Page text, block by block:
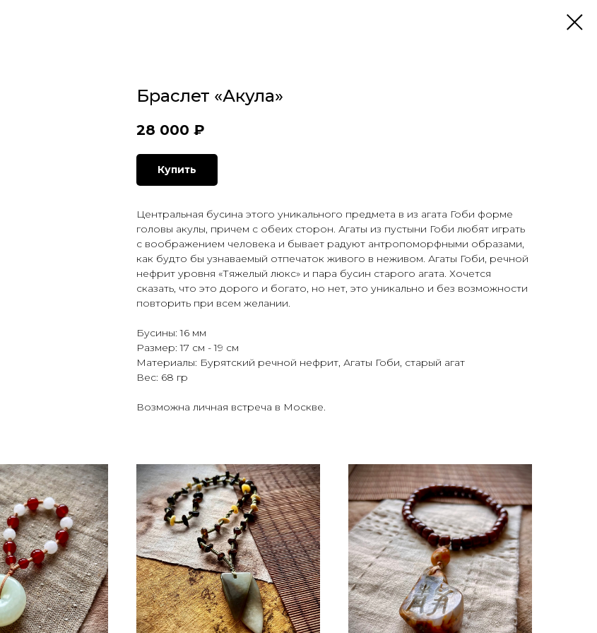
Браслет «Акула»
28 000 ₽
Купить
Центральная бусина этого уникального предмета в из агата Гоби форме
головы акулы, причем с обеих сторон. Агаты из пустыни Гоби любят играть
с воображением человека и бывает радуют антропоморфными образами,
как будто бы узнаваемый отпечаток живого в неживом. Агаты Гоби, речной
нефрит уровня «Тяжелый люкс» и пара бусин старого агата. Хочется
сказать, что это дорого и богато, но нет, это уникально и без возможности
повторить при всем желании.
Бусины: 16 мм
Размер: 17 см - 19 см
Материалы: Бурятский речной нефрит, Агаты Гоби, старый агат
Вес: 68 гр
Возможна личная встреча в Москве.